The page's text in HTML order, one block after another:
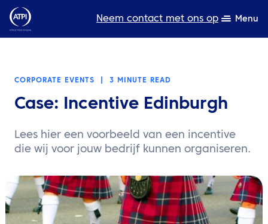
Neem contact met ons op Menu
Producten
Duurzaamheid
TravelHub Login
CORPORATE EVENTS 3 MINUTE READ
Case: Incentive Edinburgh
Lees hier een voorbeeld van een incentive
die wij voor jouw bedrijf kunnen organiseren.